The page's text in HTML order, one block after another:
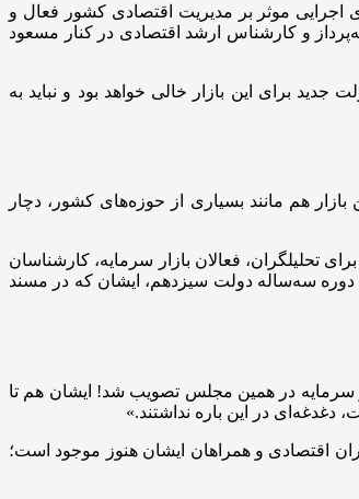
اجرایی موثر بر مدیریت اقتصادی کشور فعال و
و کارشناس ارشد اقتصادی در کنار مسعود
برای این بازار خالی خواهد بود و نباید به
هم مانند بسیاری از حوزه‌های کشور، دچار
تحلیلگران، فعالان بازار سرمایه، کارشناسان
سه‌ساله دولت سیزدهم، ایشان که در مسند
سرمایه در همین مجلس تصویب شد! ایشان هم تا
در این باره نداشتند.»
اقتصادی و همراهان ایشان هنوز موجود است؛